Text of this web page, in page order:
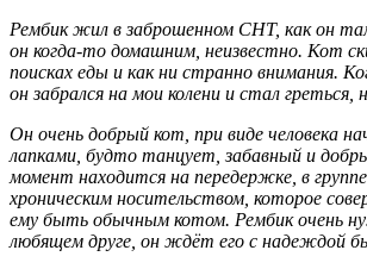
Рембик жил в заброшенном СНТ, как он
он когда-то домашним, неизвестно. Кот
поисках еды и как ни странно внимания.
он забрался на мои колени и стал греться,
Он очень добрый кот, при виде человека
лапками, будто танцует, забавный и
момент находится на передержке, в
хроническим носительством, которое
ему быть обычным котом. Рембик очень
любящем друге, он ждёт его с надеждой